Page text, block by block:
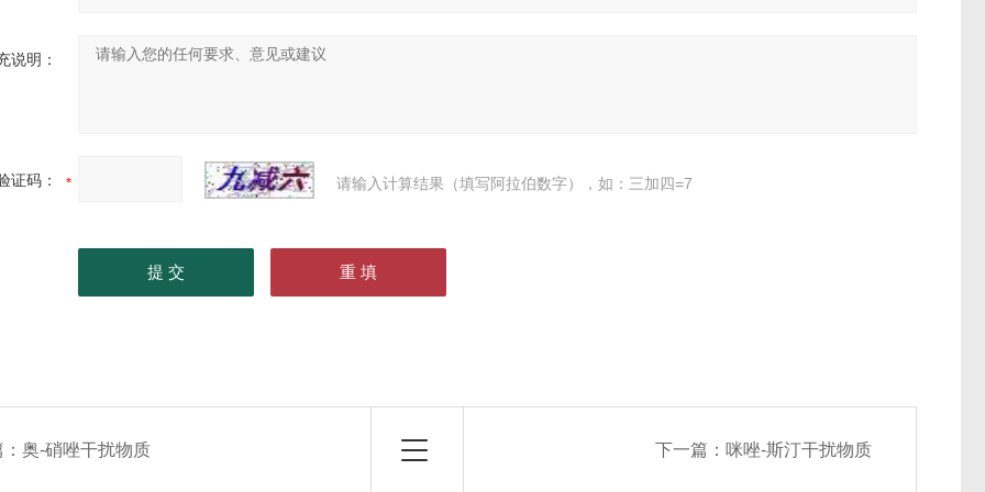
说明：
证码： 请输入计算结果（填写阿拉伯数字），如：三加四=7
：奥-硝唑干扰物质 下一篇： 咪唑-斯汀干扰物质